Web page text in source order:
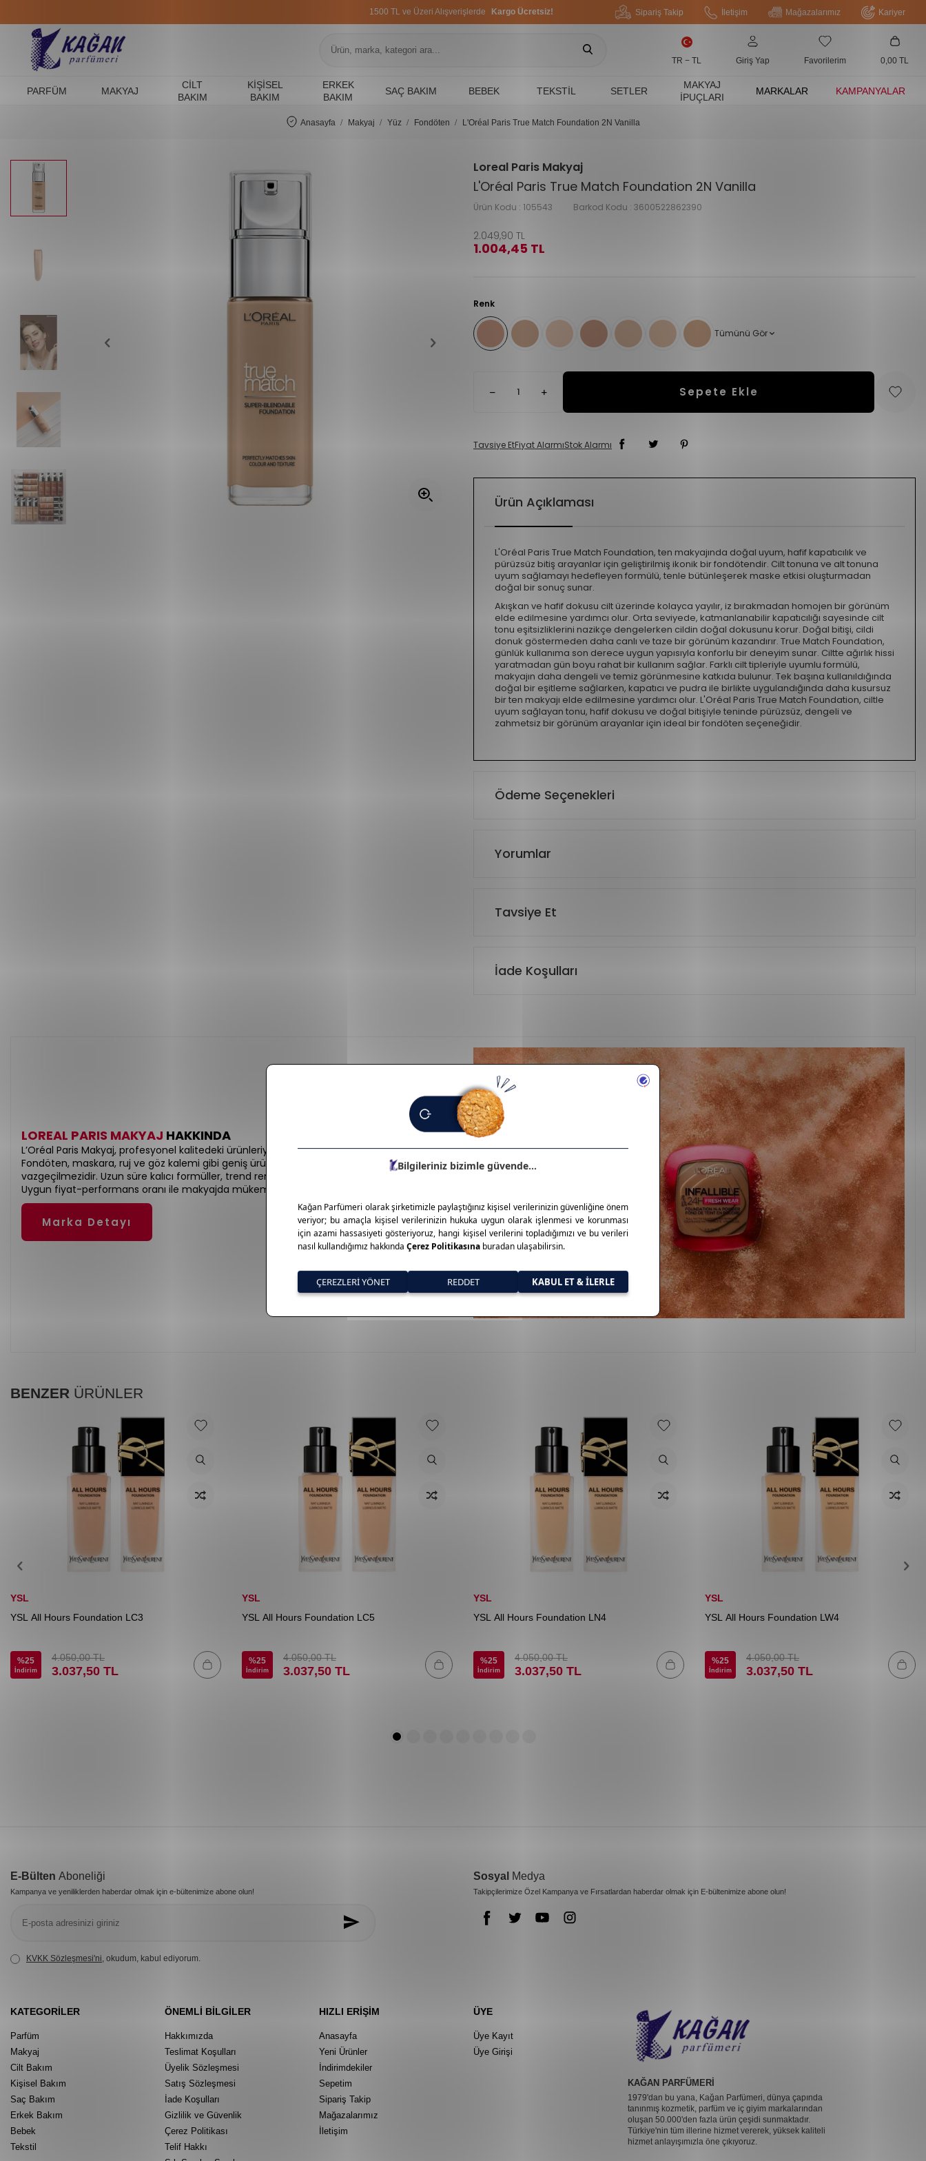
1500 TL ve Üzeri Alışverişlerde Kargo Ücretsiz! Sipariş Takip İletişim Mağazalarımız Kariyer
TR − TL Giriş Yap Favorilerim 0,00 TL
PARFÜM MAKYAJ
CILT
BAKIM
KIŞISEL
BAKIM
ERKEK
BAKIM
SAÇ BAKIM BEBEK TEKSTIL SETLER
MAKYAJ
İPUÇLARI
MARKALAR KAMPANYALAR
Anasayfa Makyaj Yüz Fondöten L'Oréal Paris True Match Foundation 2N Vanilla
Loreal Paris Makyaj
L'Oréal Paris True Match Foundation 2N Vanilla
Ürün Kodu : 105543 Barkod Kodu : 3600522862390
2.049,90 TL
1.004,45 TL
Renk
Tümünü Gör
Sepete Ekle
Tavsiye EtFiyat AlarmıStok Alarmı
Ürün Açıklaması
L'Oréal Paris True Match Foundation, ten makyajında doğal uyum, hafif kapatıcılık ve
pürüzsüz bitiş arayanlar için geliştirilmiş ikonik bir fondötendir. Cilt tonuna ve alt tonuna
uyum sağlamayı hedefleyen formülü, tenle bütünleşerek maske etkisi oluşturmadan
doğal bir sonuç sunar.
Akışkan ve hafif dokusu cilt üzerinde kolayca yayılır, iz bırakmadan homojen bir görünüm
elde edilmesine yardımcı olur. Orta seviyede, katmanlanabilir kapatıcılığı sayesinde cilt
tonu eşitsizliklerini nazikçe dengelerken cildin doğal dokusunu korur. Doğal bitişi, cildi
donuk göstermeden daha canlı ve taze bir görünüm kazandırır. True Match Foundation,
günlük kullanıma son derece uygun yapısıyla konforlu bir deneyim sunar. Ciltte ağırlık hissi
yaratmadan gün boyu rahat bir kullanım sağlar. Farklı cilt tipleriyle uyumlu formülü,
makyajın daha dengeli ve temiz görünmesine katkıda bulunur. Tek başına kullanıldığında
doğal bir eşitleme sağlarken, kapatıcı ve pudra ile birlikte uygulandığında daha kusursuz
bir ten makyajı elde edilmesine yardımcı olur. L'Oréal Paris True Match Foundation, ciltle
uyum sağlayan tonu, hafif dokusu ve doğal bitişiyle teninde pürüzsüz, dengeli ve
zahmetsiz bir görünüm arayanlar için ideal bir fondöten seçeneğidir.
Ödeme Seçenekleri
Yorumlar
Tavsiye Et
İade Koşulları
LOREAL PARIS MAKYAJ HAKKINDA
L’Oréal Paris Makyaj, profesyonel kalitedeki ürünleriyle her tarza ve cilt tipine hitap eder.
Fondöten, maskara, ruj ve göz kalemi gibi geniş ürün yelpazesiyle makyaj severlerin
vazgeçilmezidir. Uzun süre kalıcı formüller, trend renkler ve cilt dostu içeriklerle öne çıkar.
Uygun fiyat-performans oranı ile makyajda mükemmelliğin anahtarıdır.
Marka Detayı
BENZER ÜRÜNLER
YSL
YSL All Hours Foundation LC3
%25
İndirim
4.050,00TL
3.037,50 TL
YSL
YSL All Hours Foundation LC5
%25
İndirim
4.050,00TL
3.037,50 TL
YSL
YSL All Hours Foundation LN4
%25
İndirim
4.050,00TL
3.037,50 TL
YSL
YSL All Hours Foundation LW4
%25
İndirim
4.050,00TL
3.037,50 TL
E-Bülten Aboneliği
Kampanya ve yeniliklerden haberdar olmak için e-bültenimize abone olun!
KVKK Sözleşmesi'ni , okudum, kabul ediyorum.
Sosyal Medya
Takipçilerimize Özel Kampanya ve Fırsatlardan haberdar olmak için E-bültenimize abone olun!
KATEGORILER
Parfüm
Makyaj
Cilt Bakım
Kişisel Bakım
Saç Bakım
Erkek Bakım
Bebek
Tekstil
ÖNEMLI BILGILER
Hakkımızda
Teslimat Koşulları
Üyelik Sözleşmesi
Satış Sözleşmesi
İade Koşulları
Gizlilik ve Güvenlik
Çerez Politikası
Telif Hakkı
HIZLI ERIŞIM
Anasayfa
Yeni Ürünler
İndirimdekiler
Sepetim
Sipariş Takip
Mağazalarımız
İletişim
ÜYE
Üye Kayıt
Üye Girişi
KAĞAN PARFÜMERİ
1979'dan bu yana, Kağan Parfümeri, dünya çapında
tanınmış kozmetik, parfüm ve iç giyim markalarından
oluşan 50.000'den fazla ürün çeşidi sunmaktadır.
Türkiye'nin tüm illerine hizmet vererek, yüksek kaliteli
hizmet anlayışımızla öne çıkıyoruz.